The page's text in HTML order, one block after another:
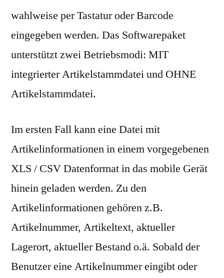
wahlweise per Tastatur oder Barcode
eingegeben werden. Das Softwarepaket
unterstützt zwei Betriebsmodi: MIT
integrierter Artikelstammdatei und OHNE
Artikelstammdatei.
Im ersten Fall kann eine Datei mit
Artikelinformationen in einem vorgegebenen
XLS / CSV Datenformat in das mobile Gerät
hinein geladen werden. Zu den
Artikelinformationen gehören z.B.
Artikelnummer, Artikeltext, aktueller
Lagerort, aktueller Bestand o.ä. Sobald der
Benutzer eine Artikelnummer eingibt oder